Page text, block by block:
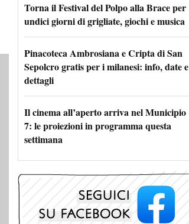
Torna il Festival del Polpo alla Brace per
undici giorni di grigliate, giochi e musica
Pinacoteca Ambrosiana e Cripta di San
Sepolcro gratis per i milanesi: info, date e
dettagli
Il cinema all’aperto arriva nel Municipio
7: le proiezioni in programma questa
settimana